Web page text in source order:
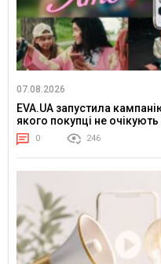
07.08.2026
EVA.UA запустила
якого покупці не
0 246